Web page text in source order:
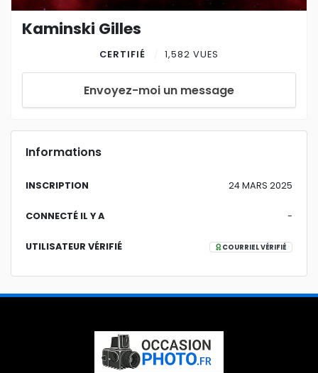
Kaminski Gilles
CERTIFIÉ 1,582 VUES
Envoyez-moi un message
Informations
INSCRIPTION 24 MARS 2025
CONNECTÉ IL Y A -
UTILISATEUR VÉRIFIÉ COURRIEL VÉRIFIÉ